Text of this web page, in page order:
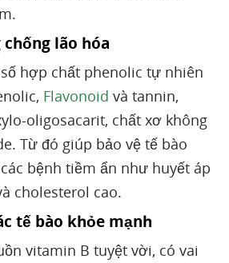
lão hóa
hợp chất phenolic tự nhiên
Flavonoid và tannin,
oligosacarit, chất xơ không
Từ đó giúp bảo vệ tế bào
bệnh tiềm ẩn như huyết áp
cholesterol cao.
tế bào khỏe mạnh
vitamin B tuyệt vời, có vai